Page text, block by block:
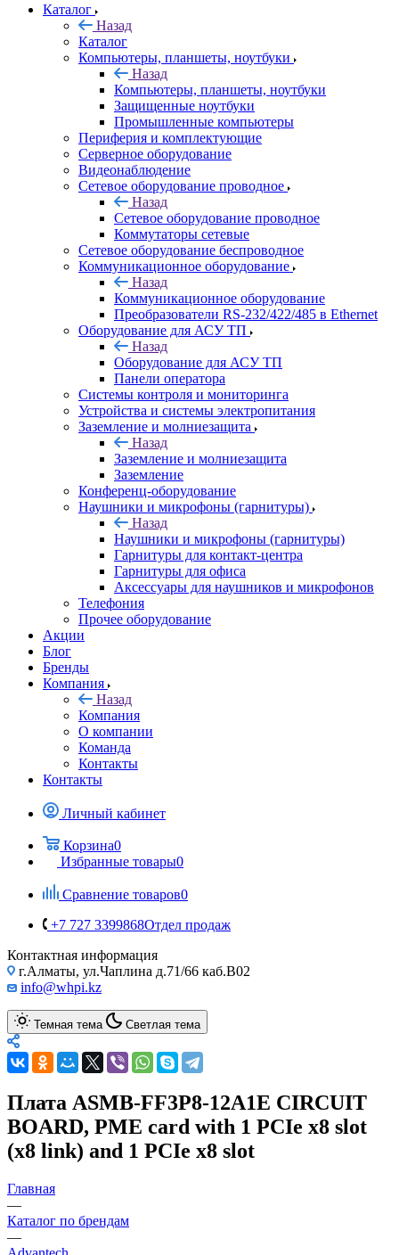
Каталог
Назад
Каталог
Компьютеры, планшеты, ноутбуки
Назад
Компьютеры, планшеты, ноутбуки
Защищенные ноутбуки
Промышленные компьютеры
Периферия и комплектующие
Серверное оборудование
Видеонаблюдение
Сетевое оборудование проводное
Назад
Сетевое оборудование проводное
Коммутаторы сетевые
Сетевое оборудование беспроводное
Коммуникационное оборудование
Назад
Коммуникационное оборудование
Преобразователи RS-232/422/485 в Ethernet
Оборудование для АСУ ТП
Назад
Оборудование для АСУ ТП
Панели оператора
Системы контроля и мониторинга
Устройства и системы электропитания
Заземление и молниезащита
Назад
Заземление и молниезащита
Заземление
Конференц-оборудование
Наушники и микрофоны (гарнитуры)
Назад
Наушники и микрофоны (гарнитуры)
Гарнитуры для контакт-центра
Гарнитуры для офиса
Аксессуары для наушников и микрофонов
Телефония
Прочее оборудование
Акции
Блог
Бренды
Компания
Назад
Компания
О компании
Команда
Контакты
Контакты
Личный кабинет
Корзина0
Избранные товары0
Сравнение товаров0
+7 727 3399868Отдел продаж
Контактная информация
г.Алматы, ул.Чаплина д.71/66 каб.B02
info@whpi.kz
Темная тема Светлая тема
Плата ASMB-FF3P8-12A1E CIRCUIT
BOARD, PME card with 1 PCIe x8 slot
(x8 link) and 1 PCIe x8 slot
Главная
—
Каталог по брендам
—